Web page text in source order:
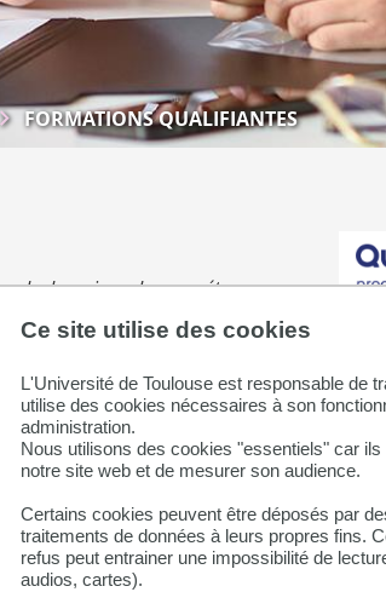
Ce site utilise des cookies
L'Université de Toulouse est responsable de
utilise des cookies nécessaires à son
administration.
Nous utilisons des cookies "essentiels" car
notre site web et de mesurer son audience.
Certains cookies peuvent être déposés par
traitements de données à leurs propres fins.
refus peut entrainer une impossibilité de
audios, cartes).
FORMATIONS QUALIFIANTES
domaines de compétence.
liste de formations certifiantes